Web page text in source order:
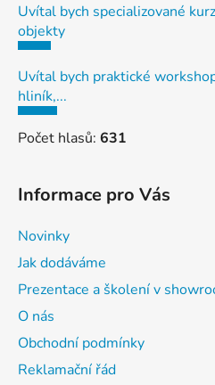
Uvítal bych specializované
objekty
Uvítal bych praktické
hliník,...
Počet hlasů: 631
Informace pro Vás
Novinky
Jak dodáváme
Prezentace a školení v
O nás
Obchodní podmínky
Reklamační řád